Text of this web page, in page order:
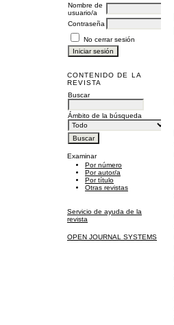
Nombre de
usuario/a
Contraseña
No cerrar sesión
CONTENIDO DE LA
REVISTA
Buscar
Ámbito de la búsqueda
Examinar
Por número
Por autor/a
Por título
Otras revistas
Servicio de ayuda de la
revista
OPEN JOURNAL SYSTEMS